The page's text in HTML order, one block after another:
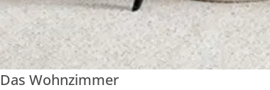
Das Wohnzimmer